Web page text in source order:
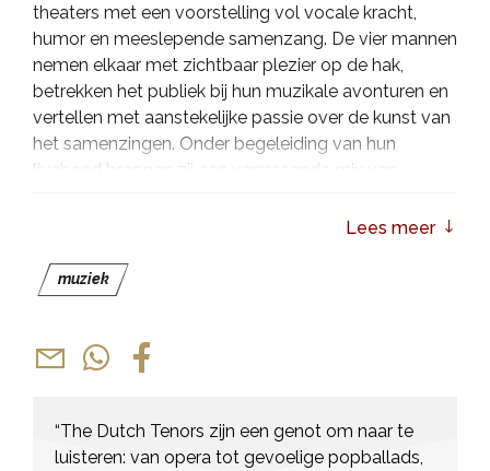
theaters met een voorstelling vol vocale kracht,
humor en meeslepende samenzang. De vier mannen
nemen elkaar met zichtbaar plezier op de hak,
betrekken het publiek bij hun muzikale avonturen en
vertellen met aanstekelijke passie over de kunst van
het samenzingen. Onder begeleiding van hun
liveband brengen zij een verrassende mix van
hun kenmerkende flair. Na vorig jaar volle zalen te
hebben getrokken en zowel nationaal als
hebben zij in korte tijd een stevige reputatie
opgebouwd. Hun jeugdige energie, theatrale
tot een voorstelling die je niet alleen raakt, maar ook
nog lang na de laatste klanken blijft nazinderen.
Lees meer
muziek
“The Dutch Tenors zijn een genot om naar te
luisteren: van opera tot gevoelige popballads,